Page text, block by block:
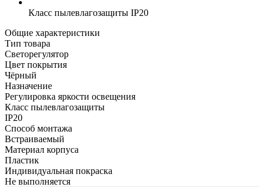
Класс пылевлагозащиты IP20
Общие характеристики
Тип товара
Светорегулятор
Цвет покрытия
Чёрный
Назначение
Регулировка яркости освещения
Класс пылевлагозащиты
IP20
Способ монтажа
Встраиваемый
Материал корпуса
Пластик
Индивидуальная покраска
Не выполняется